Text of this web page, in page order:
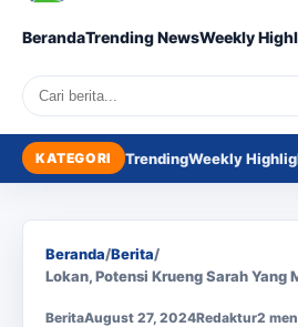
BerandaTrending NewsWeekly
Search
KATEGORI TrendingWeekly
Beranda/Berita/
Lokan, Potensi Krueng Sarah Yang
BeritaAugust 27, 2024Redaktur2